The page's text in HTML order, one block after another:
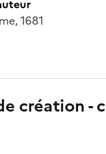
1681
création -